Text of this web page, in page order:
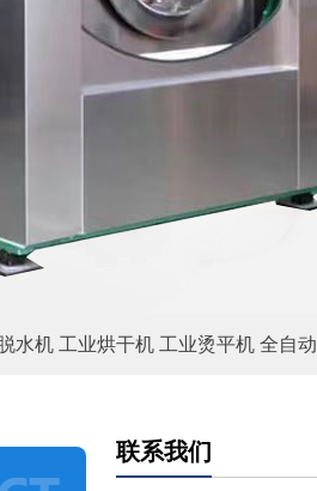
水机 工业烘干机 工业烫平机 全自
联系我们